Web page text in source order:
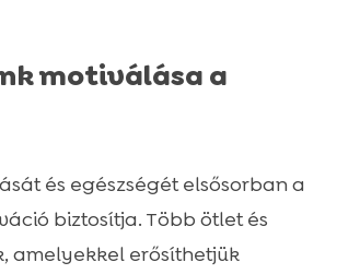
motiválása a
és egészségét elsősorban a
biztosítja. Több ötlet és
amelyekkel erősíthetjük